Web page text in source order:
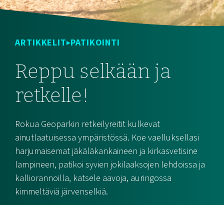
ARTIKKELIT PATIKOINTI
Reppu selkään ja
retkelle!
Rokua Geoparkin retkeilyreitit kulkevat
ainutlaatuisessa ympäristössä. Koe vaelluksellasi
harjumaisemat jäkäläkankaineen ja kirkasvetisine
lampineen, patikoi syvien jokilaaksojen lehdoissa ja
kalliorannoilla, katsele aavoja, auringossa
kimmeltäviä järvenselkiä.